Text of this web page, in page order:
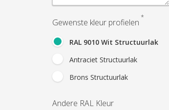
Gewenste kleur profielen *
RAL 9010 Wit Structuurlak
Antraciet Structuurlak
Brons Structuurlak
Andere RAL Kleur